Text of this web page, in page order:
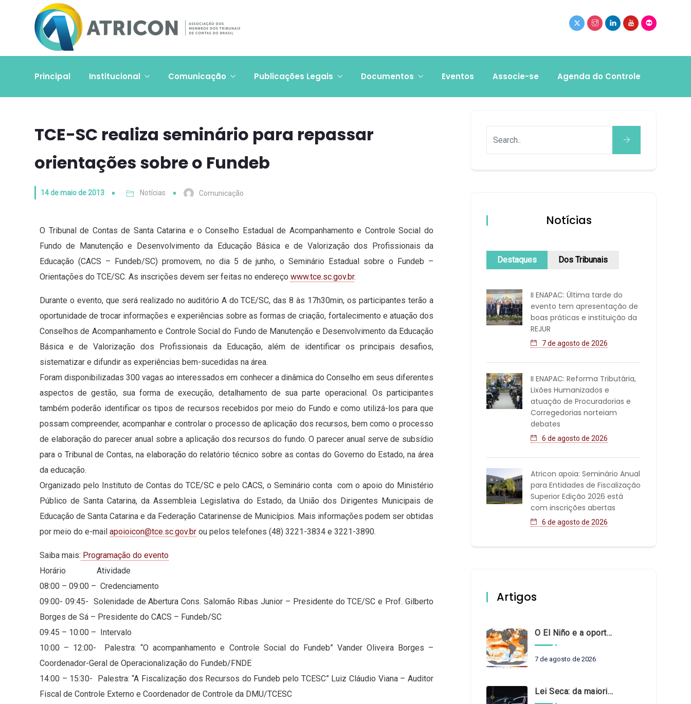
Principal Institucional Comunicação Publicações Legais Documentos Eventos Associe-se Agenda do Controle
TCE-SC realiza seminário para repassar
orientações sobre o Fundeb
14 de maio de 2013 Notícias Comunicação
O Tribunal de Contas de Santa Catarina e o Conselho Estadual de Acompanhamento e Controle Social do
Fundo de Manutenção e Desenvolvimento da Educação Básica e de Valorização dos Profissionais da
Educação (CACS – Fundeb/SC) promovem, no dia 5 de junho, o Seminário Estadual sobre o Fundeb –
Orientações do TCE/SC. As inscrições devem ser feitas no endereço www.tce.sc.gov.br.
Durante o evento, que será realizado no auditório A do TCE/SC, das 8 às 17h30min, os participantes terão a
oportunidade de trocar informações e experiências sobre as formas de criação, fortalecimento e atuação dos
Conselhos de Acompanhamento e Controle Social do Fundo de Manutenção e Desenvolvimento da Educação
Básica e de Valorização dos Profissionais da Educação, além de identificar os principais desafios,
sistematizar e difundir as experiências bem-sucedidas na área.
Foram disponibilizadas 300 vagas ao interessados em conhecer a dinâmica do Conselho em seus diferentes
aspectos de gestão, sua forma de execução, detalhamento de sua parte operacional. Os participantes
também poderão identificar os tipos de recursos recebidos por meio do Fundo e como utilizá-los para que
possam compreender, acompanhar e controlar o processo de aplicação dos recursos, bem como o processo
de elaboração do parecer anual sobre a aplicação dos recursos do fundo. O parecer anual serve de subsídio
para o Tribunal de Contas, na elaboração do relatório técnico sobre as contas do Governo do Estado, na área
da educação.
Organizado pelo Instituto de Contas do TCE/SC e pelo CACS, o Seminário conta com o apoio do Ministério
Público de Santa Catarina, da Assembleia Legislativa do Estado, da União dos Dirigentes Municipais de
Educação de Santa Catarina e da Federação Catarinense de Municípios. Mais informações podem ser obtidas
por meio do e-mail apoioicon@tce.sc.gov.br ou pelos telefones (48) 3221-3834 e 3221-3890.
Saiba mais: Programação do evento
Horário Atividade
08:00 – 09:00 – Credenciamento
09:00- 09:45- Solenidade de Abertura Cons. Salomão Ribas Junior – Presidente do TCE/SC e Prof. Gilberto
Borges de Sá – Presidente do CACS – Fundeb/SC
09:45 – 10:00 – Intervalo
10:00 – 12:00- Palestra: “O acompanhamento e Controle Social do Fundeb” Vander Oliveira Borges –
Coordenador-Geral de Operacionalização do Fundeb/FNDE
14:00 – 15:30- Palestra: “A Fiscalização dos Recursos do Fundeb pelo TCESC” Luiz Cláudio Viana – Auditor
Fiscal de Controle Externo e Coordenador de Controle da DMU/TCESC
Notícias
Destaques Dos Tribunais
II ENAPAC: Última tarde do
evento tem apresentação de
boas práticas e instituição da
REJUR
7 de agosto de 2026
II ENAPAC: Reforma Tributária,
Lixões Humanizados e
atuação de Procuradorias e
Corregedorias norteiam
debates
6 de agosto de 2026
Atricon apoia: Seminário Anual
para Entidades de Fiscalização
Superior Edição 2026 está
com inscrições abertas
6 de agosto de 2026
Artigos
O El Niño e a oportunidade de fortalecer o controle externo das políticas climáticas
7 de agosto de 2026
Lei Seca: da maioridade à maturidade